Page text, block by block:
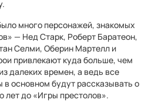
много персонажей, знакомых
— Нед Старк, Роберт Баратеон,
Селми, Оберин Мартелл и
привлекают куда больше, чем
далеких времен, а ведь все
основном будут рассказывать о
лет до «Игры престолов».